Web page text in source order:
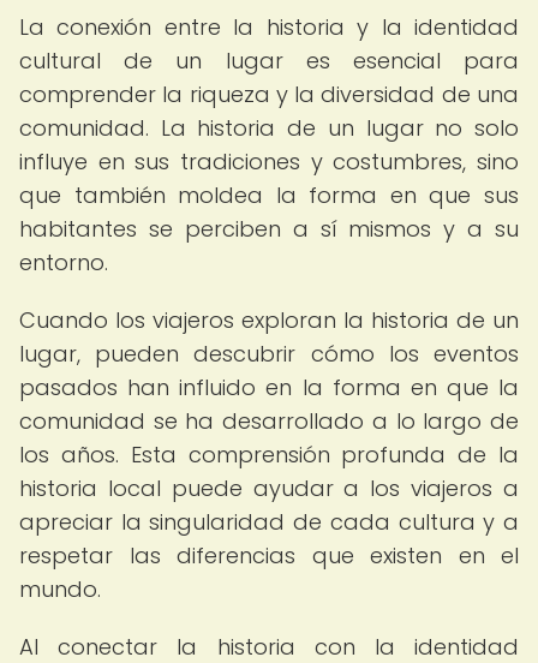
La conexión entre la historia y la identidad
cultural de un lugar es esencial para
comprender la riqueza y la diversidad de una
comunidad. La historia de un lugar no solo
influye en sus tradiciones y costumbres, sino
que también moldea la forma en que sus
habitantes se perciben a sí mismos y a su
entorno.
Cuando los viajeros exploran la historia de un
lugar, pueden descubrir cómo los eventos
pasados han influido en la forma en que la
comunidad se ha desarrollado a lo largo de
los años. Esta comprensión profunda de la
historia local puede ayudar a los viajeros a
apreciar la singularidad de cada cultura y a
respetar las diferencias que existen en el
mundo.
Al conectar la historia con la identidad